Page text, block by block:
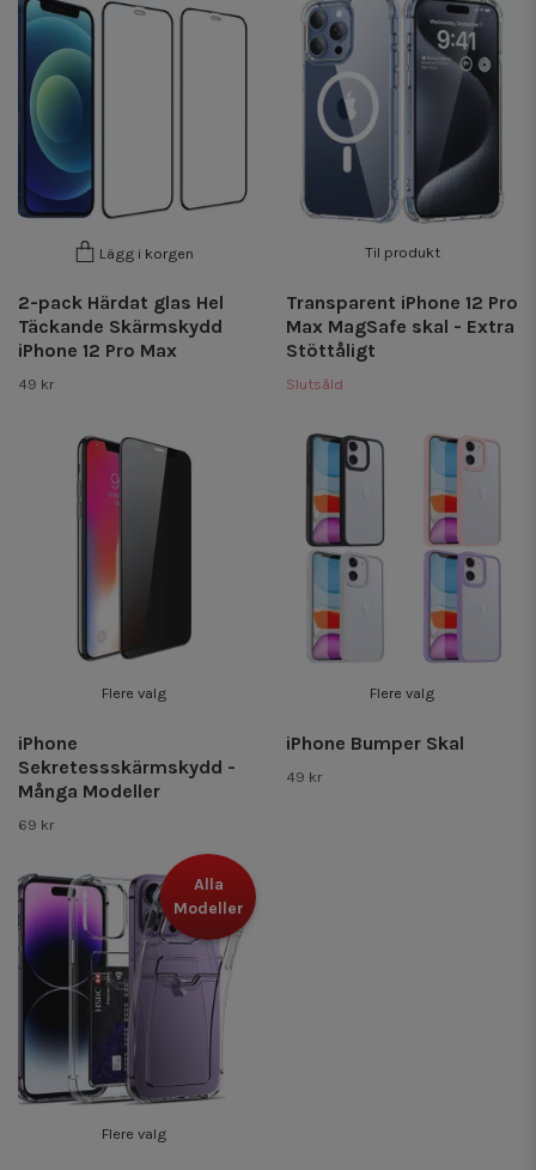
Lägg i korgen
2-pack Härdat glas Hel
Täckande Skärmskydd
iPhone 12 Pro Max
49 kr
Til produkt
Transparent iPhone 12 Pro
Max MagSafe skal - Extra
Stöttåligt
Slutsåld
Flere valg
iPhone
Sekretessskärmskydd -
Många Modeller
69 kr
Flere valg
iPhone Bumper Skal
49 kr
Alla
Modeller
Flere valg